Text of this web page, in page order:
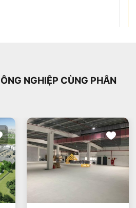
NGHIỆP CÙNG PHÂN